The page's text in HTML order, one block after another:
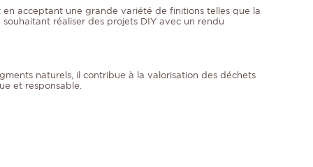
acceptant une grande variété de finitions telles que la
réaliser des projets DIY avec un rendu
naturels, il contribue à la valorisation des déchets
et responsable.